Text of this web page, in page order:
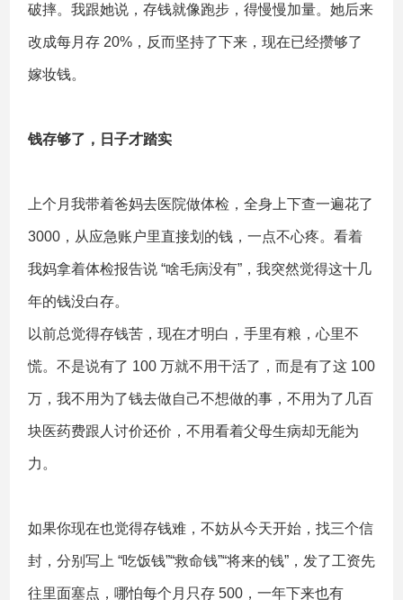
破摔。我跟她说，存钱就像跑步，得慢慢加量。她后来
改成每月存 20%，反而坚持了下来，现在已经攒够了
嫁妆钱。
钱存够了，日子才踏实
上个月我带着爸妈去医院做体检，全身上下查一遍花了
3000，从应急账户里直接划的钱，一点不心疼。看着
我妈拿着体检报告说 “啥毛病没有”，我突然觉得这十几
年的钱没白存。
以前总觉得存钱苦，现在才明白，手里有粮，心里不
慌。不是说有了 100 万就不用干活了，而是有了这 100
万，我不用为了钱去做自己不想做的事，不用为了几百
块医药费跟人讨价还价，不用看着父母生病却无能为
力。
如果你现在也觉得存钱难，不妨从今天开始，找三个信
封，分别写上 “吃饭钱”“救命钱”“将来的钱”，发了工资先
往里面塞点，哪怕每个月只存 500，一年下来也有